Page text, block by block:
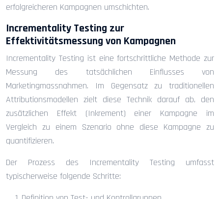
erfolgreicheren Kampagnen umschichten.
Incrementality Testing zur
Effektivitätsmessung von Kampagnen
Incrementality Testing ist eine fortschrittliche Methode zur
Messung des tatsächlichen Einflusses von
Marketingmassnahmen. Im Gegensatz zu traditionellen
Attributionsmodellen zielt diese Technik darauf ab, den
zusätzlichen Effekt (Inkrement) einer Kampagne im
Vergleich zu einem Szenario ohne diese Kampagne zu
quantifizieren.
Der Prozess des Incrementality Testing umfasst
typischerweise folgende Schritte: